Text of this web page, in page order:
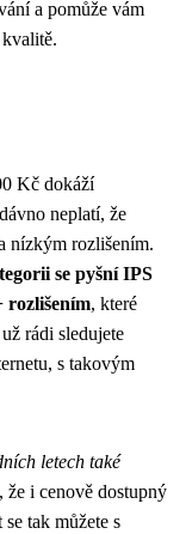
a pomůže vám
Kč dokáží
neplatí, že
nízkým rozlišením.
se pyšní IPS
rozlišením, které
rádi sledujete
s takovým
letech také
i cenově dostupný
tak můžete s